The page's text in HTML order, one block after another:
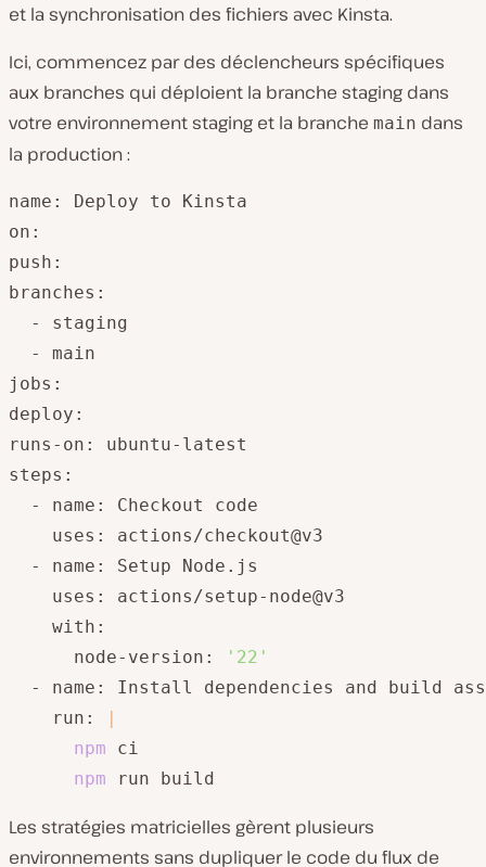
et la synchronisation des fichiers avec Kinsta.
Ici, commencez par des déclencheurs spécifiques
aux branches qui déploient la branche staging dans
votre environnement staging et la branche main dans
la production :
name: Deploy to Kinsta
on:
push:
branches:
  - staging
  - main
jobs:
deploy:
runs-on: ubuntu-latest
steps:
  - name: Checkout code
    uses: actions/checkout@v3
  - name: Setup Node.js
    uses: actions/setup-node@v3
    with:
      node-version:
'22'
- name: Install dependencies and build
    run:
|
npm ci
npm
Les stratégies matricielles gèrent plusieurs
environnements sans dupliquer le code du flux de